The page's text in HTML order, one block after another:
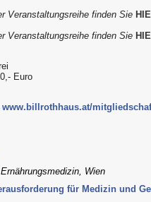
Veranstaltungsreihe finden Sie
Veranstaltungsreihe finden Sie
Euro
www.billrothhaus.at/
Wien
für Medizin und